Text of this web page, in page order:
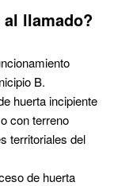
llamado?
B.
huerta incipiente
con terreno
territoriales del
de huerta